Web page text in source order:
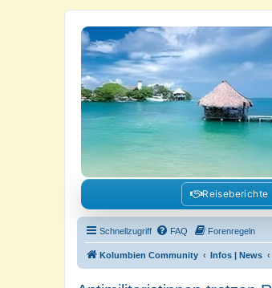
Kolumbienforum - Das
Reisen, Auswandern, Kultur, Politik, Geschichte
Reiseberichte
Schnellzugriff FAQ Forenregeln
Kolumbien Community Infos | News